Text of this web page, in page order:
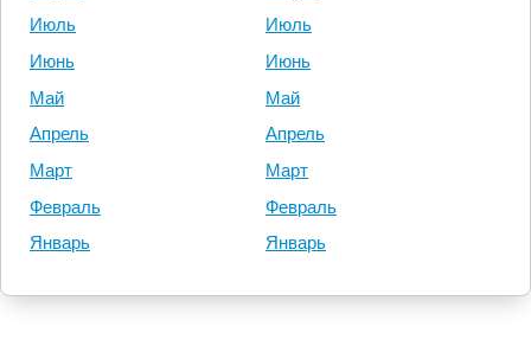
Июль
Июнь
Май
Апрель
Март
Февраль
Январь
Июль
Июнь
Май
Апрель
Март
Февраль
Январь